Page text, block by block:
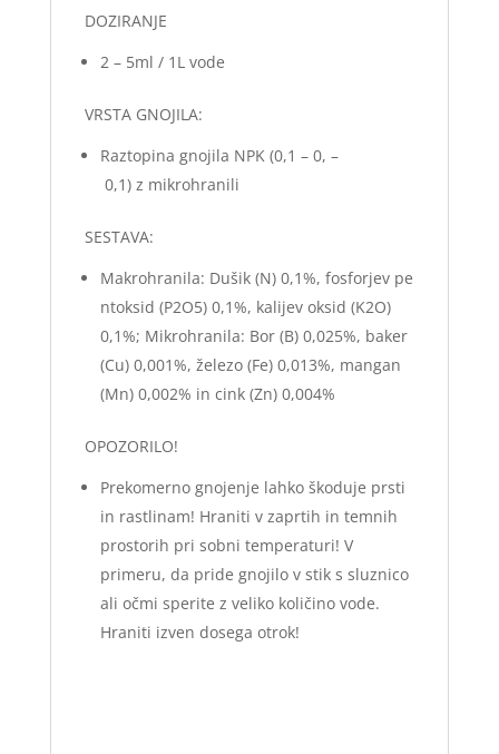
DOZIRANJE
2 – 5ml / 1L vode
VRSTA GNOJILA:
Raztopina gnojila NPK (0,1 – 0, –
0,1) z mikrohranili
SESTAVA:
Makrohranila: Dušik (N) 0,1%, fosforjev pe
ntoksid (P2O5) 0,1%, kalijev oksid (K2O)
0,1%; Mikrohranila: Bor (B) 0,025%, baker
(Cu) 0,001%, železo (Fe) 0,013%, mangan
(Mn) 0,002% in cink (Zn) 0,004%
OPOZORILO!
Prekomerno gnojenje lahko škoduje prsti
in rastlinam! Hraniti v zaprtih in temnih
prostorih pri sobni temperaturi! V
primeru, da pride gnojilo v stik s sluznico
ali očmi sperite z veliko količino vode.
Hraniti izven dosega otrok!